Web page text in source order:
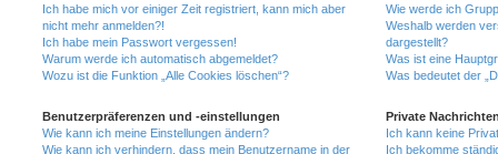
Ich habe mich vor einiger Zeit registriert, kann mich aber
nicht mehr anmelden?!
Ich habe mein Passwort vergessen!
Warum werde ich automatisch abgemeldet?
Wozu ist die Funktion „Alle Cookies löschen“?
Benutzerpräferenzen und -einstellungen
Wie kann ich meine Einstellungen ändern?
Wie kann ich verhindern, dass mein Benutzername in der
Wie werde ich
Weshalb werden
dargestellt?
Was ist eine
Was bedeutet der
Private
Ich kann keine
Ich bekomme